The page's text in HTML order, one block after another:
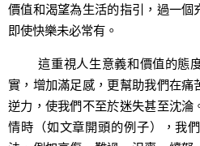
價值和渴望為生活的指引，過一個
即使快樂未必常有。
這重視人生意義和價值的態度
實，增加滿足感，更幫助我們在
逆力，使我們不至於迷失甚至沈
情時（如文章開頭的例子），我